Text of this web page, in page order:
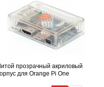
прозрачный акриловый
для Orange Pi One